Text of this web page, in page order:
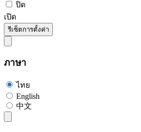
ปิด
เปิด
รีเซ็ตการตั้งค่า
ภาษา
ไทย
English
中文